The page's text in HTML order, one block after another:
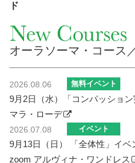
ド
オーラソーマ・コース
2026.08.06 無料イベント
9月2日（水）「コンパッショ
マラ・ローデ
2026.07.08 イベント
9月13日（日） 「全体性」イベ
zoom アルヴィナ・ワンドレス